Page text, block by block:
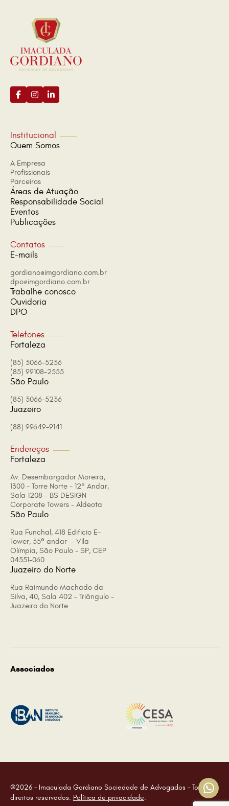
Institucional
Quem Somos
A Empresa
Profissionais
Parceiros
Áreas de Atuação
Responsabilidade Social
Eventos
Publicações
Contatos
E-mails
gordiano@imgordiano.com.br
dpo@imgordiano.com.br
Trabalhe conosco
Ouvidoria
DPO
Telefones
Fortaleza
(85) 3066-5236
(85) 99108-2555
São Paulo
(85) 3066-5236
Juazeiro
(88) 99649-9141
Endereços
Fortaleza
Av. Desembargador Moreira,
1300 - Torre Norte - 12° Andar,
Sala 1208 - BS DESIGN
Corporate Towers - Aldeota
São Paulo
Rua Funchal, 418 Edificio E-
Tower, 35º andar - Vila
Olímpia, São Paulo - SP, CEP
04551-060
Juazeiro do Norte
Rua Raimundo Machado da
Silva, 40, Sala 402 - Triângulo -
Juazeiro do Norte
Associados
©2026 – Imaculada Gordiano Sociedade de Advogados – Todos os
direitos reservados. Política de privacidade.